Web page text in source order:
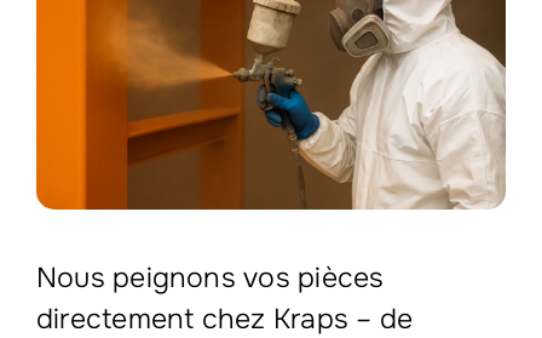
Nous peignons vos pièces
directement chez Kraps – de